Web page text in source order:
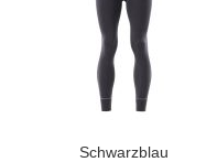
Schwarzblau